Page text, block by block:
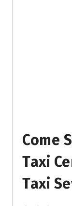
Come
Taxi
Taxi